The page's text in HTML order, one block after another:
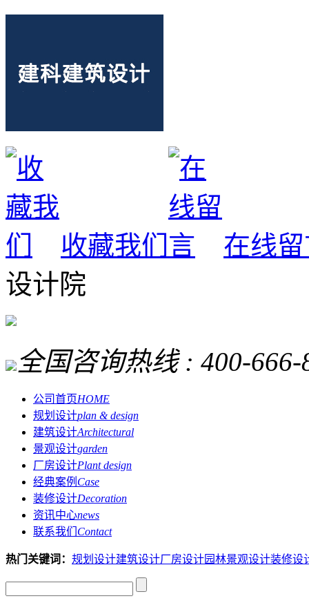
收藏我们
在线
设计院
全国咨询热线 : 400-666-
公司首页HOME
规划设计plan & design
建筑设计Architectural
景观设计garden
厂房设计Plant design
经典案例 Case
装修设计Decoration
资讯中心news
联系我们 Contact
热门关键词： 规划设计建筑设计厂房设计园林景观设计装修设